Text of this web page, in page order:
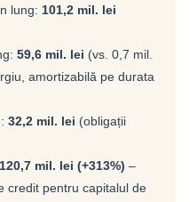
lung: 101,2 mil. lei
59,6 mil. lei (vs. 0,7 mil.
amortizabilă pe durata
32,2 mil. lei (obligații
120,7 mil. lei (+313%) –
credit pentru capitalul de